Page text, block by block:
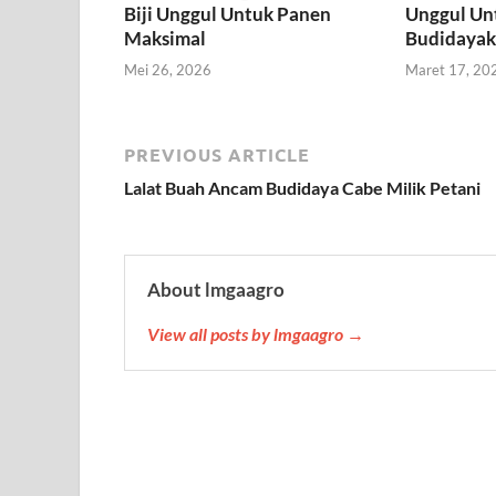
Biji Unggul Untuk Panen
Maksimal
Mei 26, 2026
Unggul
Maret 17,
PREVIOUS ARTICLE
Lalat Buah Ancam Budidaya Cabe Milik Petani
About lmgaagro
View all posts by lmgaagro →